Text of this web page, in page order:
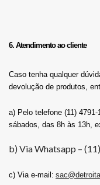
6. Atendimento ao cliente
Caso tenha qualquer
devolução de produtos,
a) Pelo telefone (11)
sábados, das 8h às 13h,
b) Via Whatsapp –
c) Via e-mail: